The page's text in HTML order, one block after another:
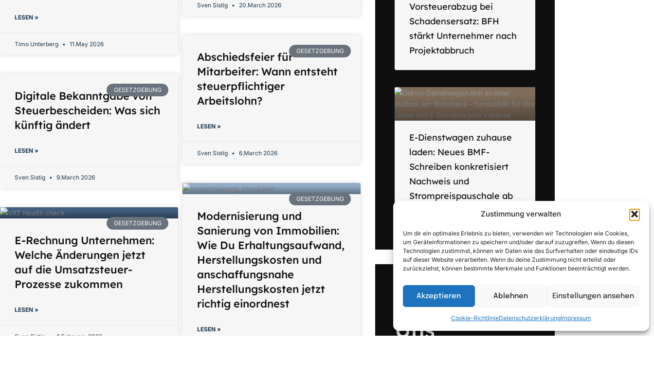
Zustimmung verwalten
Um dir ein optimales Erlebnis zu bieten, verwenden wir Technologien wie Cookies,
um Geräteinformationen zu speichern und/oder darauf zuzugreifen. Wenn du diesen
Technologien zustimmst, können wir Daten wie das Surfverhalten oder eindeutige IDs
auf dieser Website verarbeiten. Wenn du deine Zustimmung nicht erteilst oder
zurückziehst, können bestimmte Merkmale und Funktionen beeinträchtigt werden.
Akzeptieren Ablehnen Einstellungen ansehen
Cookie-RichtlinieDatenschutzerklärungImpressum
LESEN »
Timo Unterberg 11.May 2026
Sven Sistig 20.March 2026
GESETZGEBUNG
Digitale Bekanntgabe von
Steuerbescheiden: Was sich
künftig ändert
LESEN »
Sven Sistig 9.March 2026
GESETZGEBUNG
Abschiedsfeier für
Mitarbeiter: Wann entsteht
steuerpflichtiger
Arbeitslohn?
LESEN »
Sven Sistig 6.March 2026
GESETZGEBUNG
E-Rechnung Unternehmen:
Welche Änderungen jetzt
auf die Umsatzsteuer-
Prozesse zukommen
LESEN »
Sven Sistig 2.February 2026
GESETZGEBUNG
Modernisierung und
Sanierung von Immobilien:
Wie Du Erhaltungsaufwand,
Herstellungskosten und
anschaffungsnahe
Herstellungskosten jetzt
richtig einordnest
LESEN »
Vorsteuerabzug bei
Schadensersatz: BFH
stärkt Unternehmer nach
Projektabbruch
E-Dienstwagen zuhause
laden: Neues BMF-
Schreiben konkretisiert
Nachweis und
Strompreispauschale ab
Folgen Sie
Uns